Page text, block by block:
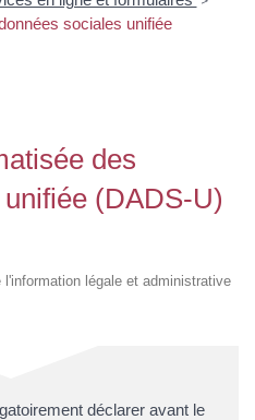
sociales unifiée
des
(DADS-U)
légale et administrative
déclarer avant le